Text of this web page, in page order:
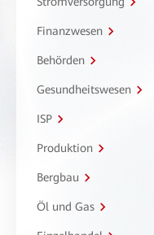
Finanzwesen
Behörden
Gesundheitswesen
ISP
Produktion
Bergbau
Öl und Gas